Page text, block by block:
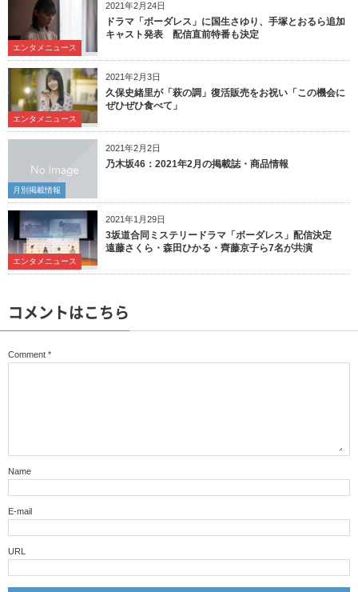
2021年2月24日
エンタメニュース
ドラマ「ボーダレス」に国生さゆり、手塚とおるら追加
キャスト発表 配信直前特番も決定
2021年2月3日
エンタメニュース
久保史緒里が「萩の調」復活販売をお祝い「この機会に
ぜひぜひ食べて」
2021年2月2日
月別掲載情報
乃木坂46：2021年2月の掲載誌・商品情報
2021年1月29日
エンタメニュース
3坂道合同ミステリードラマ「ボーダレス」配信決定
遠藤さくら・森田ひかる・齊藤京子ら7名が共演
コメントはこちら
Comment *
Name
E-mail
URL